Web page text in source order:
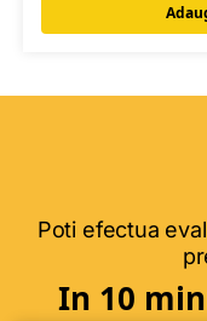
Poti efectua
In 10